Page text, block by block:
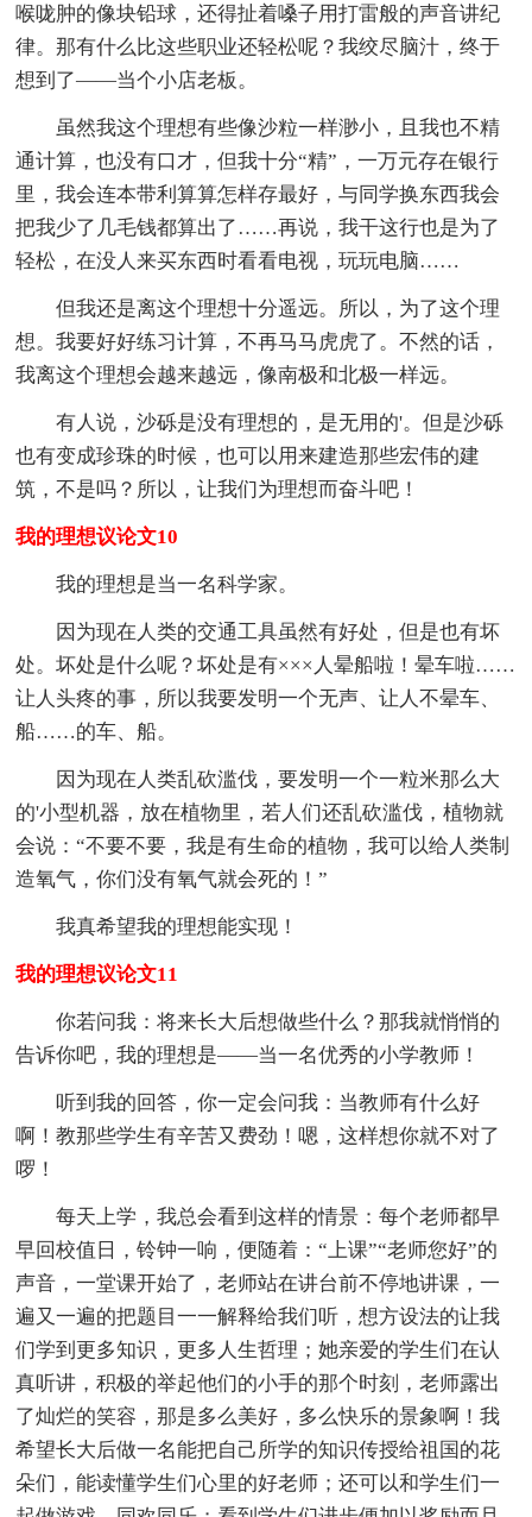
喉咙肿的像块铅球，还得扯着嗓子用打雷般的声音讲纪
律。那有什么比这些职业还轻松呢？我绞尽脑汁，终于
想到了——当个小店老板。
虽然我这个理想有些像沙粒一样渺小，且我也不精
通计算，也没有口才，但我十分“精”，一万元存在银行
里，我会连本带利算算怎样存最好，与同学换东西我会
把我少了几毛钱都算出了……再说，我干这行也是为了
轻松，在没人来买东西时看看电视，玩玩电脑……
但我还是离这个理想十分遥远。所以，为了这个理
想。我要好好练习计算，不再马马虎虎了。不然的话，
我离这个理想会越来越远，像南极和北极一样远。
有人说，沙砾是没有理想的，是无用的'。但是沙砾
也有变成珍珠的时候，也可以用来建造那些宏伟的建
筑，不是吗？所以，让我们为理想而奋斗吧！
我的理想议论文10
我的理想是当一名科学家。
因为现在人类的交通工具虽然有好处，但是也有坏
处。坏处是什么呢？坏处是有×××人晕船啦！晕车啦……
让人头疼的事，所以我要发明一个无声、让人不晕车、
船……的车、船。
因为现在人类乱砍滥伐，要发明一个一粒米那么大
的'小型机器，放在植物里，若人们还乱砍滥伐，植物就
会说：“不要不要，我是有生命的植物，我可以给人类制
造氧气，你们没有氧气就会死的！”
我真希望我的理想能实现！
我的理想议论文11
你若问我：将来长大后想做些什么？那我就悄悄的
告诉你吧，我的理想是——当一名优秀的小学教师！
听到我的回答，你一定会问我：当教师有什么好
啊！教那些学生有辛苦又费劲！嗯，这样想你就不对了
啰！
每天上学，我总会看到这样的情景：每个老师都早
早回校值日，铃钟一响，便随着：“上课”“老师您好”的
声音，一堂课开始了，老师站在讲台前不停地讲课，一
遍又一遍的把题目一一解释给我们听，想方设法的让我
们学到更多知识，更多人生哲理；她亲爱的学生们在认
真听讲，积极的举起他们的小手的那个时刻，老师露出
了灿烂的笑容，那是多么美好，多么快乐的景象啊！我
希望长大后做一名能把自己所学的知识传授给祖国的花
朵们，能读懂学生们心里的好老师；还可以和学生们一